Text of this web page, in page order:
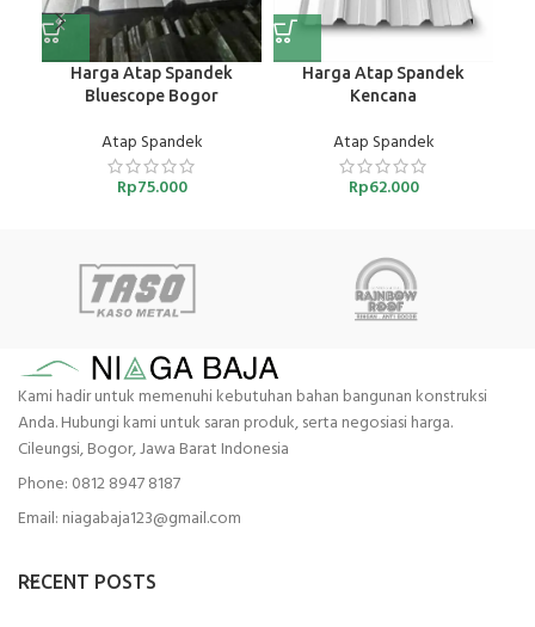
Harga Atap Spandek
Bluescope Bogor
Atap Spandek
Rp75.000
Harga Atap Spandek
Kencana
Atap Spandek
Rp62.000
Kami hadir untuk memenuhi kebutuhan bahan bangunan konstruksi
Anda. Hubungi kami untuk saran produk, serta negosiasi harga.
Cileungsi, Bogor, Jawa Barat Indonesia
Phone: 0812 8947 8187
Email: niagabaja123@gmail.com
RECENT POSTS